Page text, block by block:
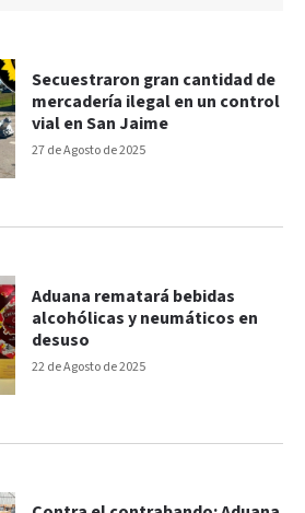
27 de Agosto de 2025
Secuestraron gran cantidad de
mercadería ilegal en un control
vial en San Jaime
22 de Agosto de 2025
Aduana rematará bebidas
alcohólicas y neumáticos en
desuso